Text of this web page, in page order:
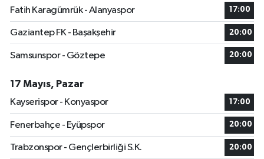
Fatih Karagümrük - Alanyaspor
17:00
Gaziantep FK - Başakşehir 20:00
Samsunspor - Göztepe 20:00
17 Mayıs, Pazar
Kayserispor - Konyaspor
17:00
Fenerbahçe - Eyüpspor 20:00
Trabzonspor - Gençlerbirliği S.K. 20:00